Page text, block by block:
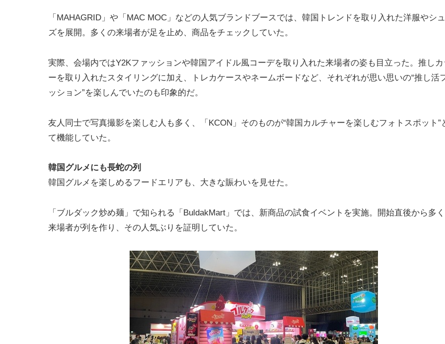
「MAHAGRID」や「MAC MOC」などの人気ブランドブースでは、韓国トレンドを取り入れた洋服やシ
ズを展開。多くの来場者が足を止め、商品をチェックしていた。
実際、会場内ではY2Kファッションや韓国アイドル風コーデを取り入れた来場者の姿も目立った。推し
ーを取り入れたスタイリングに加え、トレカケースやネームボードなど、それぞれが思い思いの“推し活
ッション”を楽しんでいたのも印象的だ。
友人同士で写真撮影を楽しむ人も多く、「KCON」そのものが“韓国カルチャーを楽しむフォトスポット”
て機能していた。
韓国グルメにも長蛇の列
韓国グルメを楽しめるフードエリアも、大きな賑わいを見せた。
「ブルダック炒め麺」で知られる「BuldakMart」では、新商品の試食イベントを実施。開始直後から多
来場者が列を作り、その人気ぶりを証明していた。